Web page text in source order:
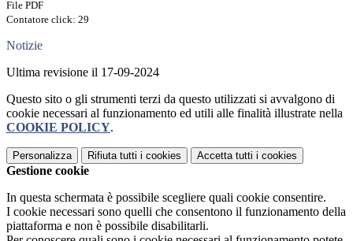
File PDF
Contatore click: 29
Notizie
Ultima revisione il 17-09-2024
Questo sito o gli strumenti terzi da questo utilizzati si avvalgono di
cookie necessari al funzionamento ed utili alle finalità illustrate nella
COOKIE POLICY.
Personalizza Rifiuta tutti i cookies Accetta tutti i cookies
Gestione cookie
In questa schermata è possibile scegliere quali cookie consentire.
I cookie necessari sono quelli che consentono il funzionamento della
piattaforma e non è possibile disabilitarli.